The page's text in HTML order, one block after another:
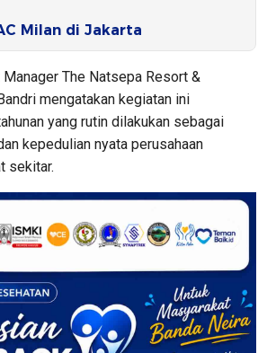
Milan di Jakarta
The Natsepa Resort &
mengatakan kegiatan ini
yang rutin dilakukan sebagai
kepedulian nyata perusahaan
sekitar.